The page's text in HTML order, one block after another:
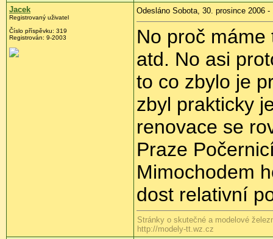
Jacek
Registrovaný uživatel
Číslo příspěvku: 319
Registrován: 9-2003
Odesláno Sobota, 30. prosince 2006 -
No proč
atd. No asi
to co zbylo je
zbyl prakticky
renovace se
Praze
Mimochodem
dost relativní
Stránky o skutečné a modelové
http://modely-tt.wz.cz